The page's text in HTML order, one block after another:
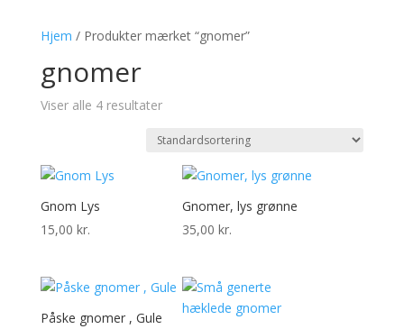
Hjem / Produkter mærket “gnomer”
gnomer
Viser alle 4 resultater
Gnom Lys
15,00 kr.
Gnomer, lys grønne
35,00kr.
Påske gnomer , Gule